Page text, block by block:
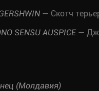
— Скотч
SENSU AUSPICE —
(Молдавия)